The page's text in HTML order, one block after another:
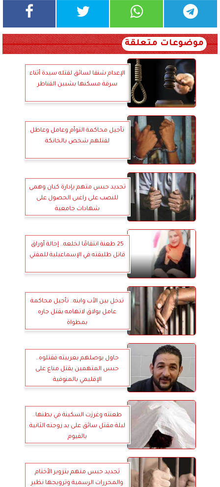
موضوعات متعلقة
الإعدام شنقا لسائق لقتله سيدة أثناء
سرقة مسكنها بشبين القناطر
تأجيل محاكمة التوأم وعامل وعاطل
لقتلهم شخص بالخانكة
تجديد حبس متهم بإدارة كيان وهمى
للنصب على راغبى الحصول على
شهادات جامعية
25 طعنة انتقامًا لخلعه.. إحالة أوراق
قاتل طليقته في الإسماعيلية للمفتي
تدخل بين الأب وابنه.. تأجيل محاكمة
عامل بولاق لاتهامه بقتل جاره
بمطواة
حاول يوصلهم بعربيته فقتلوه..
حبس المتهمين بقتل مناع على
الإقليمي بالمنوفية
طعنته وغرزت السكينة في بطنها..
ليلة مقتل سائق على يد زوجته الثانية
بالفيوم
تجديد حبس متهم بتزوير الأختام
والمحررات الرسمية وترويجها نظير